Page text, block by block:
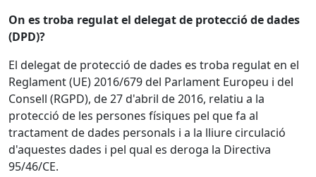
On es troba regulat el delegat de protecció de dades
(DPD)?
El delegat de protecció de dades es troba regulat en el
Reglament (UE) 2016/679 del Parlament Europeu i del
Consell (RGPD), de 27 d'abril de 2016, relatiu a la
protecció de les persones físiques pel que fa al
tractament de dades personals i a la lliure circulació
d'aquestes dades i pel qual es deroga la Directiva
95/46/CE.